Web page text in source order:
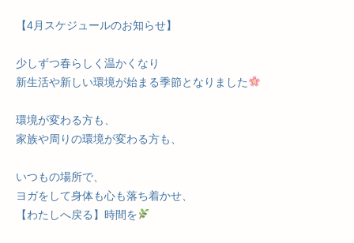
【4月スケジュールのお知らせ】
少しずつ春らしく温かくなり
新生活や新しい環境が始まる季節となりました
環境が変わる方も、
家族や周りの環境が変わる方も、
いつもの場所で、
ヨガをして身体も心も落ち着かせ、
【わたしへ戻る】時間を